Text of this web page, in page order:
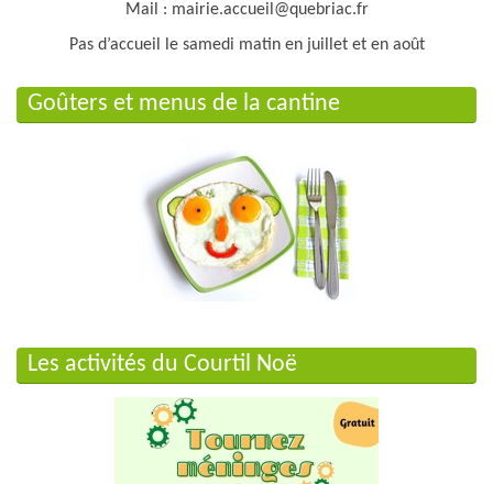
Mail : mairie.accueil@quebriac.fr
Pas d’accueil le samedi matin en juillet et en août
Goûters et menus de la cantine
Les activités du Courtil Noë